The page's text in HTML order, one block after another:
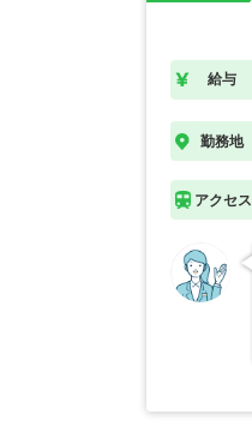
給与
勤務地
アクセス